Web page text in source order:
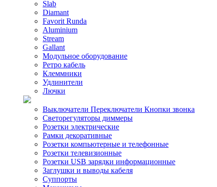
Slab
Diamant
Favorit Runda
Aluminium
Stream
Gallant
Модульное оборудование
Ретро кабель
Клеммники
Удлинители
Лючки
Выключатели Переключатели Кнопки звонка
Светорегуляторы диммеры
Розетки электрические
Рамки декоративные
Розетки компьютерные и телефонные
Розетки телевизионные
Розетки USB зарядки информационные
Заглушки и выводы кабеля
Суппорты